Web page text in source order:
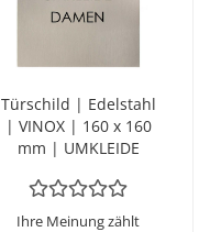
Tür­schild | Edel­stahl
| VINOX | 160 x 160
mm | UM­KLEI­DE
Ihre Meinung zählt